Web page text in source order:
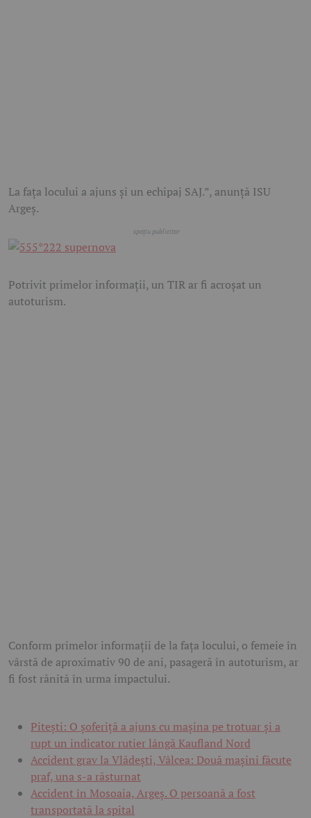
La fața locului a ajuns și un echipaj SAJ.”, anunță ISU
Argeș.
Potrivit primelor informații, un TIR ar fi acroșat un
autoturism.
Conform primelor informații de la fața locului, o femeie în
vârstă de aproximativ 90 de ani, pasageră în autoturism, ar
fi fost rănită în urma impactului.
Pitești: O șoferiță a ajuns cu mașina pe trotuar și a
rupt un indicator rutier lângă Kaufland Nord
Accident grav la Vlădești, Vâlcea: Două mașini făcute
praf, una s-a răsturnat
Accident în Mosoaia, Argeș. O persoană a fost
transportată la spital